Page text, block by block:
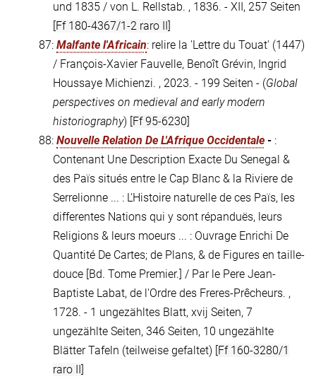
und 1835 / von L. Rellstab. , 1836. - XII, 257 Seiten
[Ff 180-4367/1-2 raro II]
87: Malfante l'Africain: relire la 'Lettre du Touat' (1447)
/ François-Xavier Fauvelle, Benoît Grévin, Ingrid
Houssaye Michienzi. , 2023. - 199 Seiten - (Global
perspectives on medieval and early modern
historiography) [Ff 95-6230]
88: Nouvelle Relation De L'Afrique Occidentale - :
Contenant Une Description Exacte Du Senegal &
des Païs situés entre le Cap Blanc & la Riviere de
Serrelionne ... : L'Histoire naturelle de ces Païs, les
differentes Nations qui y sont répanduës, leurs
Religions & leurs moeurs ... : Ouvrage Enrichi De
Quantité De Cartes; de Plans, & de Figures en taille-
douce [Bd. Tome Premier.] / Par le Pere Jean-
Baptiste Labat, de l'Ordre des Freres-Prêcheurs. ,
1728. - 1 ungezähltes Blatt, xvij Seiten, 7
ungezählte Seiten, 346 Seiten, 10 ungezählte
Blätter Tafeln (teilweise gefaltet) [Ff 160-3280/1
raro II]